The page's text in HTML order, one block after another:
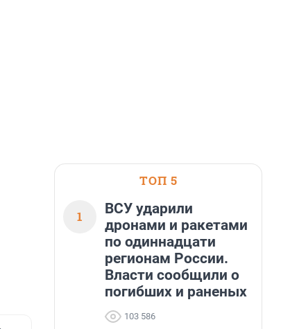
ТОП 5
1
ВСУ ударили
дронами и ракетами
по одиннадцати
регионам России.
Власти сообщили о
погибших и раненых
103 586